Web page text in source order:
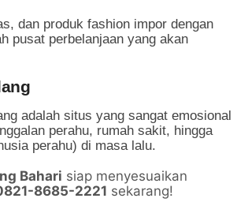
dan produk fashion impor dengan
pusat perbelanjaan yang akan
adalah situs yang sangat emosional
perahu, rumah sakit, hingga
perahu) di masa lalu.
Bahari siap menyesuaikan
8685-2221 sekarang!